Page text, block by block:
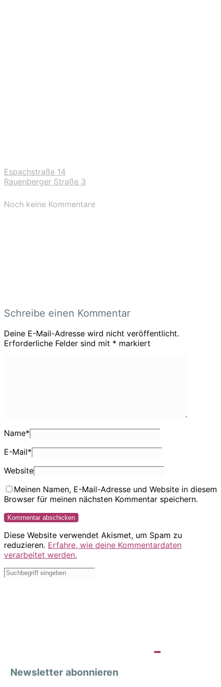
Espachstraße 14
Rauenberger Straße 3
Noch keine Kommentare
Schreibe einen Kommentar
Deine E-Mail-Adresse wird nicht veröffentlicht.
Erforderliche Felder sind mit * markiert
Name*
E-Mail*
Website
Meinen Namen, E-Mail-Adresse und Website in diesem
Browser für meinen nächsten Kommentar speichern.
Diese Website verwendet Akismet, um Spam zu
reduzieren. Erfahre, wie deine Kommentardaten
verarbeitet werden.
Newsletter abonnieren